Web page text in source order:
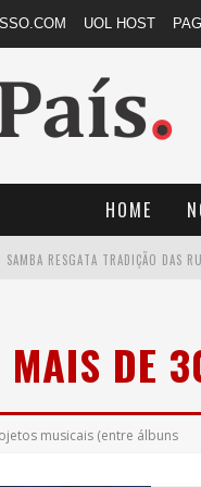
UOL HOST
HOME
MAIS DE
musicais (entre álbuns